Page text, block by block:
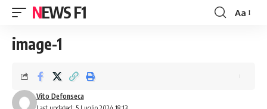
NEWS F1
Font
Aa
image-1
Vito Defonseca